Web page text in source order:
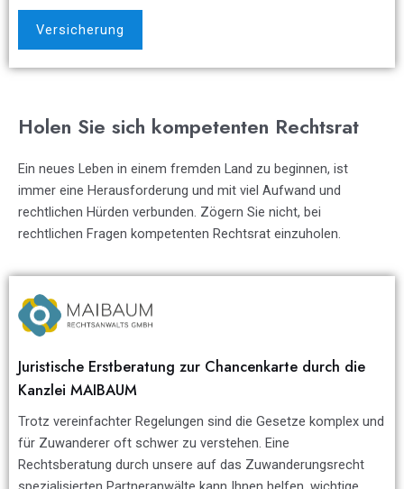
Versicherung
Holen Sie sich kompetenten Rechtsrat
Ein neues Leben in einem fremden Land zu beginnen, ist
immer eine Herausforderung und mit viel Aufwand und
rechtlichen Hürden verbunden. Zögern Sie nicht, bei
rechtlichen Fragen kompetenten Rechtsrat einzuholen.
Juristische Erstberatung zur Chancenkarte durch die
Kanzlei MAIBAUM
Trotz vereinfachter Regelungen sind die Gesetze komplex und
für Zuwanderer oft schwer zu verstehen. Eine
Rechtsberatung durch unsere auf das Zuwanderungsrecht